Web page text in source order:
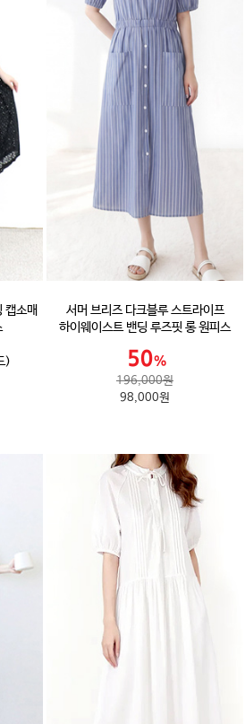
캡소매
)
서머 브리즈 다크블루 스트라이프
하이웨이스트 밴딩 루즈핏 롱 원피스
196,000원
98,000원